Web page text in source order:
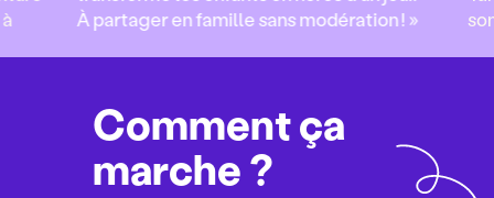
À partager en famille sans modération ! »
Comment ça
marche ?